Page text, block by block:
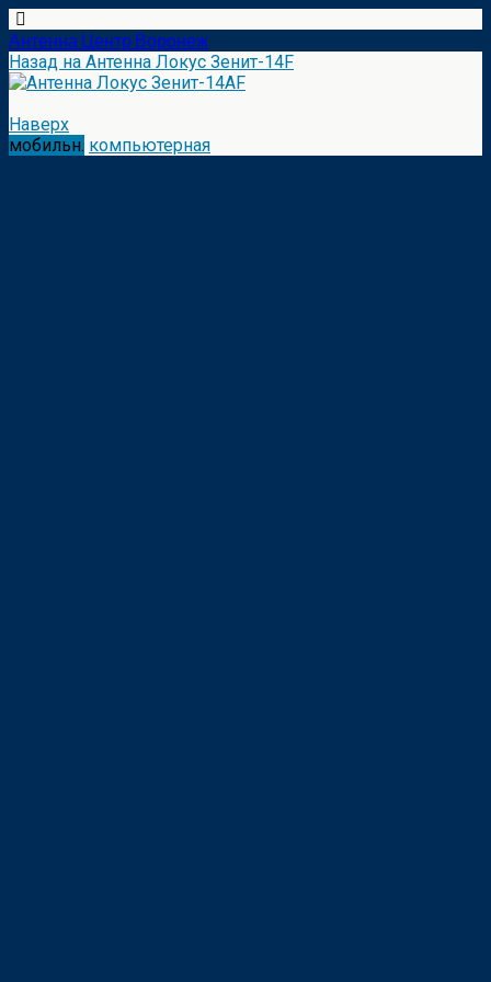
Антенна Центр Воронеж
Назад на Антенна Локус Зенит-14F
Наверх
мобильн. компьютерная